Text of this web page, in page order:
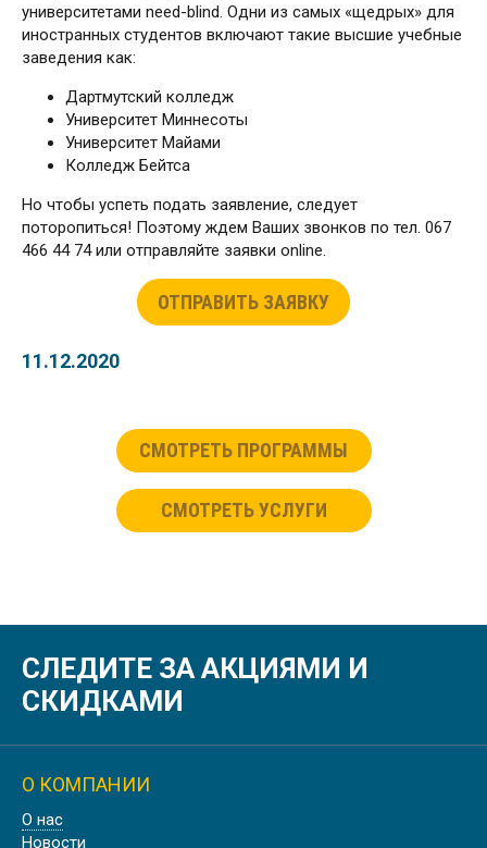
университетами need-blind. Одни из самых «щедрых» для
иностранных студентов включают такие высшие учебные
заведения как:
Дартмутский колледж
Университет Миннесоты
Университет Майами
Колледж Бейтса
Но чтобы успеть подать заявление, следует
поторопиться! Поэтому ждем Ваших звонков по тел. 067
466 44 74 или отправляйте заявки online.
ОТПРАВИТЬ ЗАЯВКУ
11.12.2020
СМОТРЕТЬ ПРОГРАММЫ
СМОТРЕТЬ УСЛУГИ
СЛЕДИТЕ ЗА АКЦИЯМИ И
СКИДКАМИ
О КОМПАНИИ
О нас
Новости